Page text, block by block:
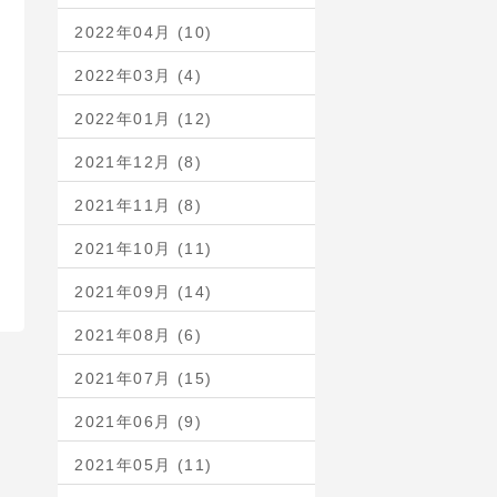
2022年04月 (10)
2022年03月 (4)
2022年01月 (12)
2021年12月 (8)
2021年11月 (8)
2021年10月 (11)
2021年09月 (14)
2021年08月 (6)
2021年07月 (15)
2021年06月 (9)
2021年05月 (11)